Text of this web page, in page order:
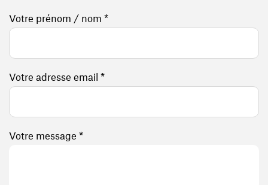
Votre prénom / nom *
Votre adresse email *
Votre message *